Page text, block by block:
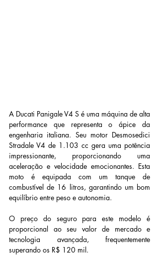
A Ducati Panigale V4 S é uma máquina de alta
performance que representa o ápice da
engenharia italiana. Seu motor Desmosedici
Stradale V4 de 1.103 cc gera uma potência
impressionante, proporcionando uma
aceleração e velocidade emocionantes. Esta
moto é equipada com um tanque de
combustível de 16 litros, garantindo um bom
equilíbrio entre peso e autonomia.
O preço do seguro para este modelo é
proporcional ao seu valor de mercado e
tecnologia avançada, frequentemente
superando os R$ 120 mil.